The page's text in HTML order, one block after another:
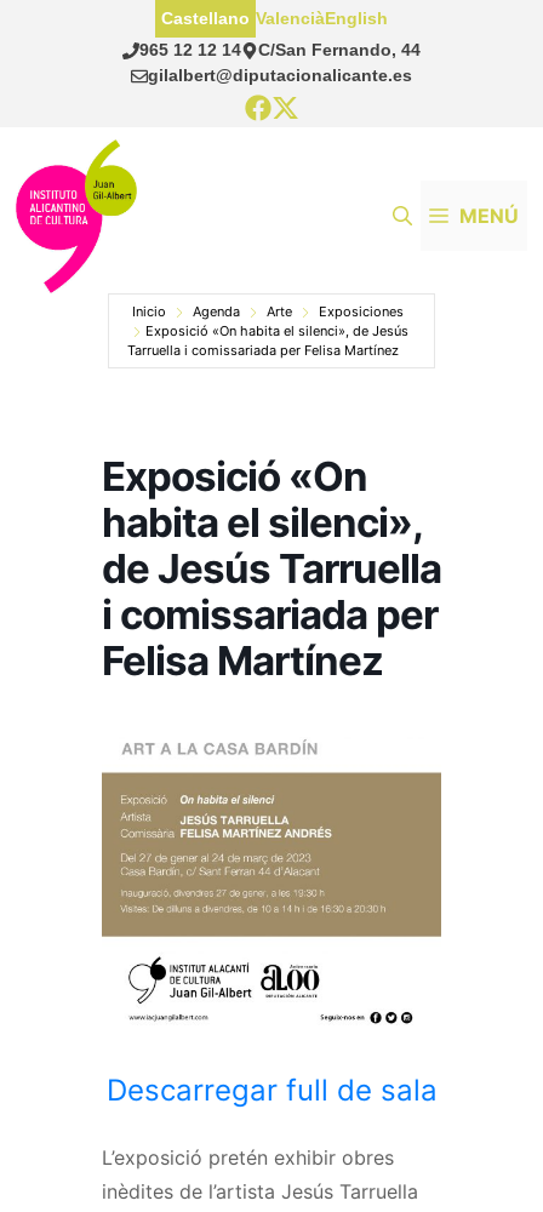
965 12 12 14
C/San Fernando, 44
gilalbert@diputacionalicante.es
Castellano ValenciàEnglish
MENÚ
Inicio Agenda Arte
Exposiciones
Exposició «On habita el silenci», de Jesús
Tarruella i comissariada per Felisa Martínez
Exposició «On
habita el silenci»,
de Jesús Tarruella
i comissariada per
Felisa Martínez
Descarregar full de sala
L’exposició pretén exhibir obres
inèdites de l’artista Jesús Tarruella